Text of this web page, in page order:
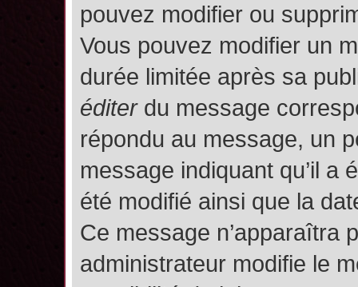
pouvez modifier ou
Vous pouvez modifier un
durée limitée après sa
éditerdu message
répondu au message, un
message indiquant qu’il a
été modifié ainsi que la
Ce message n’apparaîtra
administrateur modifie le